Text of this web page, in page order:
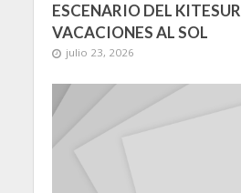
ESCENARIO DEL
VACACIONES AL SOL
julio 23, 2026